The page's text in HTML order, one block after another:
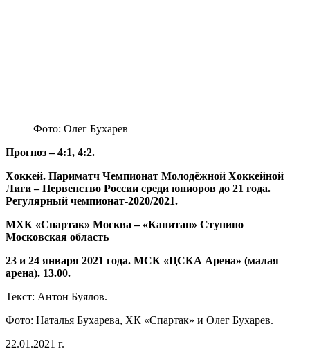
Фото: Олег Бухарев
Прогноз – 4:1, 4:2.
Хоккей. Париматч Чемпионат Молодёжной Хоккейной
Лиги – Первенство России среди юниоров до 21 года.
Регулярный чемпионат-2020/2021.
МХК «Спартак» Москва – «Капитан» Ступино
Московская область
23 и 24 января 2021 года. МСК «ЦСКА Арена» (малая
арена). 13.00.
Текст: Антон Буялов.
Фото: Наталья Бухарева, ХК «Спартак» и Олег Бухарев.
22.01.2021 г.